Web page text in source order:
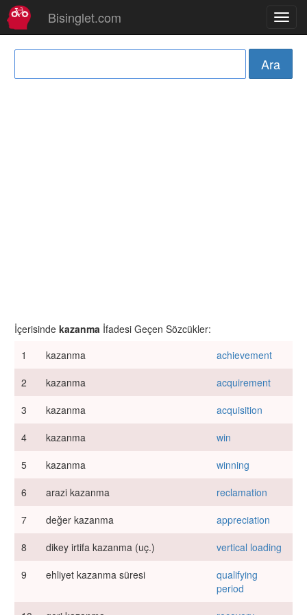
Bisinglet.com
İçerisinde kazanma İfadesi Geçen Sözcükler:
1
kazanma
achievement
2
kazanma
acquirement
3
kazanma
acquisition
4
kazanma
win
5
kazanma
winning
6
arazi kazanma
reclamation
7
değer kazanma
appreciation
8
dikey irtifa kazanma (uç.)
vertical loading
9
ehliyet kazanma süresi
qualifying
period